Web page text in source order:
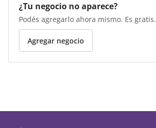
¿Tu negocio no aparece?
Podés agregarlo ahora mismo. Es gratis.
Agregar negocio